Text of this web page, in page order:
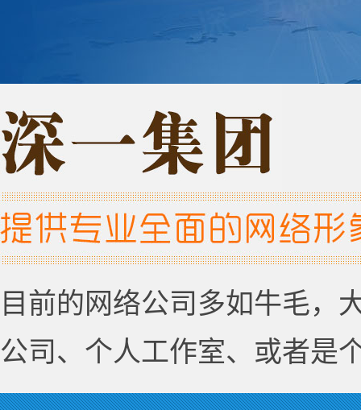
目前的网络公司多如牛毛，
公司、个人工作室、或者是